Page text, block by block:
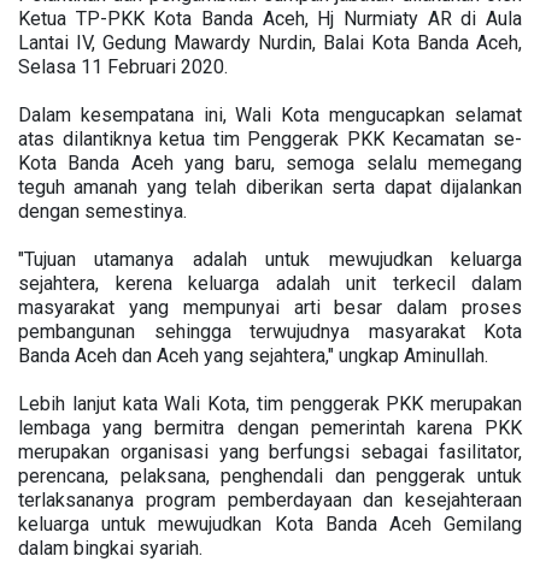
Ketua TP-PKK Kota Banda Aceh, Hj Nurmiaty AR di Aula
Lantai IV, Gedung Mawardy Nurdin, Balai Kota Banda Aceh,
Selasa 11 Februari 2020.
Dalam kesempatana ini, Wali Kota mengucapkan selamat
atas dilantiknya ketua tim Penggerak PKK Kecamatan se-
Kota Banda Aceh yang baru, semoga selalu memegang
teguh amanah yang telah diberikan serta dapat dijalankan
dengan semestinya.
"Tujuan utamanya adalah untuk mewujudkan keluarga
sejahtera, kerena keluarga adalah unit terkecil dalam
masyarakat yang mempunyai arti besar dalam proses
pembangunan sehingga terwujudnya masyarakat Kota
Banda Aceh dan Aceh yang sejahtera," ungkap Aminullah.
Lebih lanjut kata Wali Kota, tim penggerak PKK merupakan
lembaga yang bermitra dengan pemerintah karena PKK
merupakan organisasi yang berfungsi sebagai fasilitator,
perencana, pelaksana, penghendali dan penggerak untuk
terlaksananya program pemberdayaan dan kesejahteraan
keluarga untuk mewujudkan Kota Banda Aceh Gemilang
dalam bingkai syariah.